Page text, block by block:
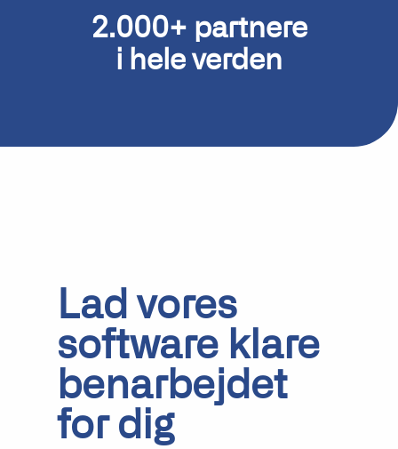
2.000+ partnere
i hele verden
Lad vores
software klare
benarbejdet
for dig